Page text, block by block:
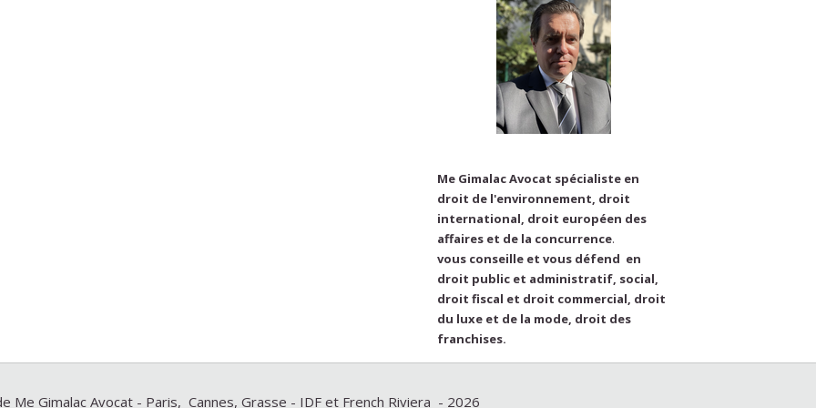
Me Gimalac Avocat spécialiste en
droit de l'environnement, droit
international, droit européen des
affaires et de la concurrence.
vous conseille et vous défend en
droit public et administratif, social,
droit fiscal et droit commercial, droit
du luxe et de la mode, droit des
franchises.
Me Gimalac Avocat - Paris, Cannes, Grasse - IDF et French Riviera - 2026